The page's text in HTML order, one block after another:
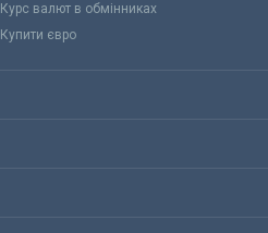
Курс валют в обмінниках
Купити євро